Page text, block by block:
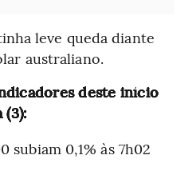
leve queda diante
australiano.
deste início
(3):
subiam 0,1% às 7h02